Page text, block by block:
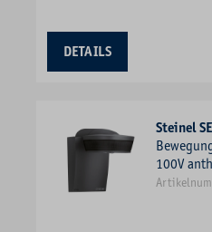
DETAILS
Steinel
100V
2000W